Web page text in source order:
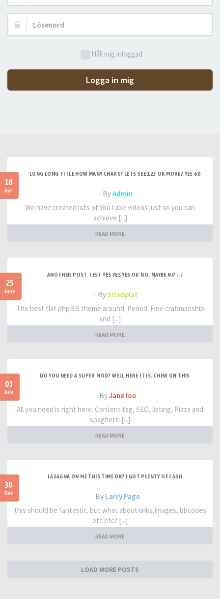
Lösenord:
Håll mig inloggad
Logga in mig
18
Apr
LONG LONG TITLE HOW MANY CHARS? LETS SEE 123 OK MORE? YES 60
- ByAdmin
We have created lots of YouTube videos just so you can
achieve [...]
READ MORE
25
June
ANOTHER POST TEST YES YES YES OR NO, MAYBE NI? :-/
- BySiteSplat
The best flat phpBB theme around. Period. Fine craftmanship
and [...]
READ MORE
03
July
DO YOU NEED A SUPER MOD? WELL HERE IT IS. CHEW ON THIS
- ByJane lou
All you need is right here. Content tag, SEO, listing, Pizza and
spaghetti [...]
READ MORE
30
Dec
LASAGNA ON ME THIS TIME OK? I GOT PLENTY OF CASH
- By Larry Page
this should be fantastic. but what about links,images, bbcodes
etc etc? [...]
READ MORE
LOAD MORE POSTS